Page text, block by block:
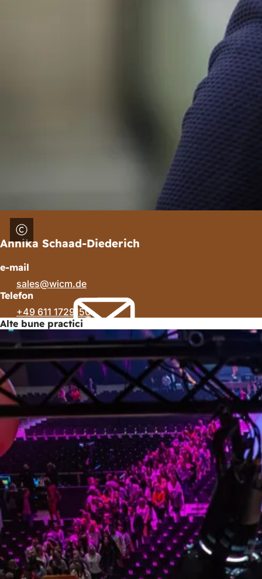
Annika Schaad-Diederich
e-mail
sales
wicm de
Telefon
+49 611 1729150
Alte bune practici